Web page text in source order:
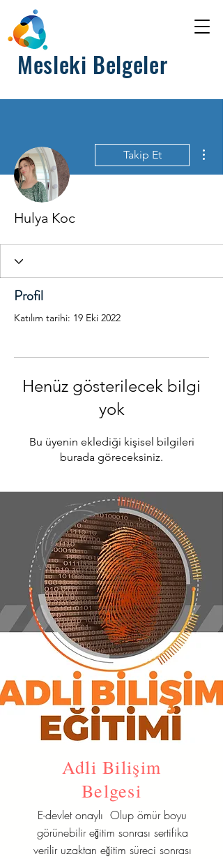
Mesleki Belgeler
Takip Et
Hulya Koc
Profil
Katılım tarihi: 19 Eki 2022
Henüz gösterilecek bilgi
yok
Bu üyenin eklediği kişisel bilgileri
burada göreceksiniz.
Adli Bilişim
Belgesi
E-devlet onaylı Olup ömür boyu
görünebilir eğitim sonrası sertifika
verilir uzaktan eğitim süreci sonrası